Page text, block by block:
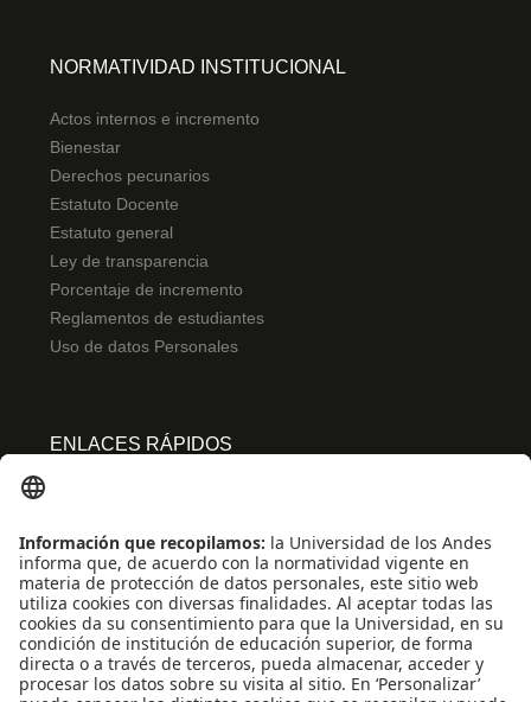
NORMATIVIDAD INSTITUCIONAL
Actos internos e incremento
Bienestar
Derechos pecunarios
Estatuto Docente
Estatuto general
Ley de transparencia
Porcentaje de incremento
Reglamentos de estudiantes
Uso de datos Personales
ENLACES RÁPIDOS
Convivencia y transparencia
Emergencias: Extensión 0000
Eventos destacados
Mapa del Sitio
Multimedia
Noticias